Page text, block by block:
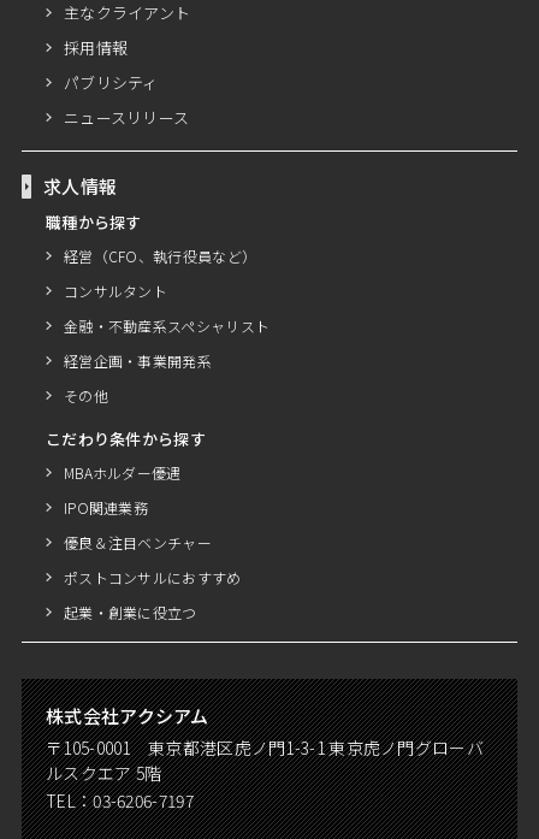
主なクライアント
採用情報
パブリシティ
ニュースリリース
求人情報
職種から探す
経営（CFO、執行役員など）
コンサルタント
金融・不動産系スペシャリスト
経営企画・事業開発系
その他
こだわり条件から探す
MBAホルダー優遇
IPO関連業務
優良＆注目ベンチャー
ポストコンサルにおすすめ
起業・創業に役立つ
株式会社アクシアム
〒105-0001 東京都港区虎ノ門1-3-1 東京虎ノ門グローバ
ルスクエア 5階
TEL：03-6206-7197